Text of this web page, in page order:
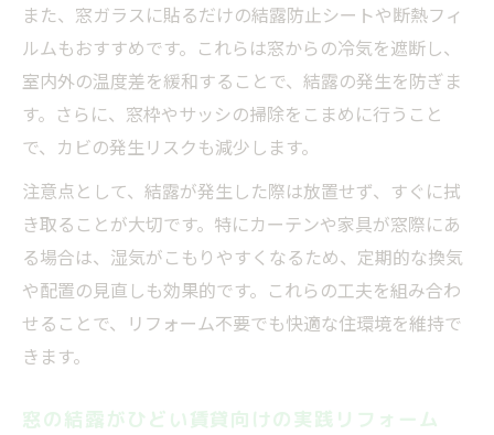
また、窓ガラスに貼るだけの結露防止シートや断熱フィ
ルムもおすすめです。これらは窓からの冷気を遮断し、
室内外の温度差を緩和することで、結露の発生を防ぎま
す。さらに、窓枠やサッシの掃除をこまめに行うこと
で、カビの発生リスクも減少します。
注意点として、結露が発生した際は放置せず、すぐに拭
き取ることが大切です。特にカーテンや家具が窓際にあ
る場合は、湿気がこもりやすくなるため、定期的な換気
や配置の見直しも効果的です。これらの工夫を組み合わ
せることで、リフォーム不要でも快適な住環境を維持で
きます。
窓の結露がひどい賃貸向けの実践リフォーム